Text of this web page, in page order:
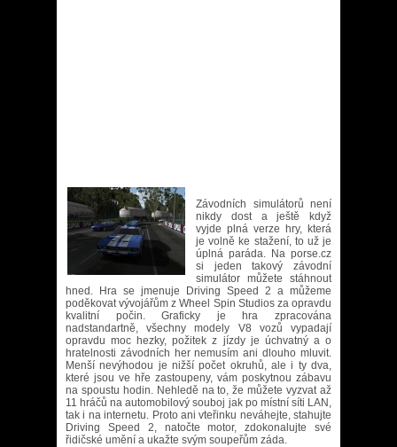
Závodních simulátorů není
nikdy dost a ještě když
vyjde plná verze hry, která
je volně ke stažení, to už je
úplná paráda. Na porse.cz
si jeden takový závodní
simulátor můžete stáhnout
hned. Hra se jmenuje Driving Speed 2 a můžeme
poděkovat vývojářům z Wheel Spin Studios za opravdu
kvalitní počin. Graficky je hra zpracována
nadstandartně, všechny modely V8 vozů vypadají
opravdu moc hezky, požitek z jízdy je úchvatný a o
hratelnosti závodních her nemusím ani dlouho mluvit.
Menší nevýhodou je nižší počet okruhů, ale i ty dva,
které jsou ve hře zastoupeny, vám poskytnou zábavu
na spoustu hodin. Nehledě na to, že můžete vyzvat až
11 hráčů na automobilový souboj jak po místní síti LAN,
tak i na internetu. Proto ani vteřinku neváhejte, stahujte
Driving Speed 2, natočte motor, zdokonalujte své
řidičské umění a ukažte svým soupeřům záda.